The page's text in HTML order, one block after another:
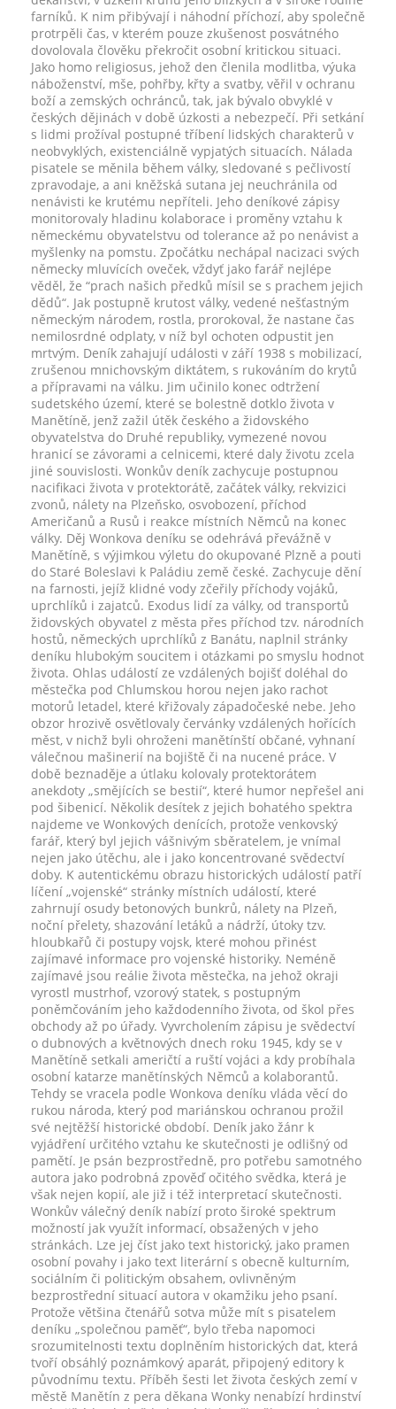
farníků. K nim přibývají i náhodní příchozí, aby společně
protrpěli čas, v kterém pouze zkušenost posvátného
dovolovala člověku překročit osobní kritickou situaci.
Jako homo religiosus, jehož den členila modlitba, výuka
náboženství, mše, pohřby, křty a svatby, věřil v ochranu
boží a zemských ochránců, tak, jak bývalo obvyklé v
českých dějinách v době úzkosti a nebezpečí. Při setkání
s lidmi prožíval postupné tříbení lidských charakterů v
neobvyklých, existenciálně vypjatých situacích. Nálada
pisatele se měnila během války, sledované s pečlivostí
zpravodaje, a ani kněžská sutana jej neuchránila od
nenávisti ke krutému nepříteli. Jeho deníkové zápisy
monitorovaly hladinu kolaborace i proměny vztahu k
německému obyvatelstvu od tolerance až po nenávist a
myšlenky na pomstu. Zpočátku nechápal nacizaci svých
německy mluvících oveček, vždyť jako farář nejlépe
věděl, že “prach našich předků mísil se s prachem jejich
dědů“. Jak postupně krutost války, vedené nešťastným
německým národem, rostla, prorokoval, že nastane čas
nemilosrdné odplaty, v níž byl ochoten odpustit jen
mrtvým. Deník zahajují události v září 1938 s mobilizací,
zrušenou mnichovským diktátem, s rukováním do krytů
a přípravami na válku. Jim učinilo konec odtržení
sudetského území, které se bolestně dotklo života v
Manětíně, jenž zažil útěk českého a židovského
obyvatelstva do Druhé republiky, vymezené novou
hranicí se závorami a celnicemi, které daly životu zcela
jiné souvislosti. Wonkův deník zachycuje postupnou
nacifikaci života v protektorátě, začátek války, rekvizici
zvonů, nálety na Plzeňsko, osvobození, příchod
Američanů a Rusů i reakce místních Němců na konec
války. Děj Wonkova deníku se odehrává převážně v
Manětíně, s výjimkou výletu do okupované Plzně a pouti
do Staré Boleslavi k Paládiu země české. Zachycuje dění
na farnosti, jejíž klidné vody zčeřily příchody vojáků,
uprchlíků i zajatců. Exodus lidí za války, od transportů
židovských obyvatel z města přes příchod tzv. národních
hostů, německých uprchlíků z Banátu, naplnil stránky
deníku hlubokým soucitem i otázkami po smyslu hodnot
života. Ohlas událostí ze vzdálených bojišť doléhal do
městečka pod Chlumskou horou nejen jako rachot
motorů letadel, které křižovaly západočeské nebe. Jeho
obzor hrozivě osvětlovaly červánky vzdálených hořících
měst, v nichž byli ohroženi manětínští občané, vyhnaní
válečnou mašinerií na bojiště či na nucené práce. V
době beznaděje a útlaku kolovaly protektorátem
anekdoty „smějících se bestií“, které humor nepřešel ani
pod šibenicí. Několik desítek z jejich bohatého spektra
najdeme ve Wonkových denících, protože venkovský
farář, který byl jejich vášnivým sběratelem, je vnímal
nejen jako útěchu, ale i jako koncentrované svědectví
doby. K autentickému obrazu historických událostí patří
líčení „vojenské“ stránky místních událostí, které
zahrnují osudy betonových bunkrů, nálety na Plzeň,
noční přelety, shazování letáků a nádrží, útoky tzv.
hloubkařů či postupy vojsk, které mohou přinést
zajímavé informace pro vojenské historiky. Neméně
zajímavé jsou reálie života městečka, na jehož okraji
vyrostl mustrhof, vzorový statek, s postupným
poněmčováním jeho každodenního života, od škol přes
obchody až po úřady. Vyvrcholením zápisu je svědectví
o dubnových a květnových dnech roku 1945, kdy se v
Manětíně setkali američtí a ruští vojáci a kdy probíhala
osobní katarze manětínských Němců a kolaborantů.
Tehdy se vracela podle Wonkova deníku vláda věcí do
rukou národa, který pod mariánskou ochranou prožil
své nejtěžší historické období. Deník jako žánr k
vyjádření určitého vztahu ke skutečnosti je odlišný od
pamětí. Je psán bezprostředně, pro potřebu samotného
autora jako podrobná zpověď očitého svědka, která je
však nejen kopií, ale již i též interpretací skutečnosti.
Wonkův válečný deník nabízí proto široké spektrum
možností jak využít informací, obsažených v jeho
stránkách. Lze jej číst jako text historický, jako pramen
osobní povahy i jako text literární s obecně kulturním,
sociálním či politickým obsahem, ovlivněným
bezprostřední situací autora v okamžiku jeho psaní.
Protože většina čtenářů sotva může mít s pisatelem
deníku „společnou paměť“, bylo třeba napomoci
srozumitelnosti textu doplněním historických dat, která
tvoří obsáhlý poznámkový aparát, připojený editory k
původnímu textu. Příběh šesti let života českých zemí v
městě Manětín z pera děkana Wonky nenabízí hrdinství